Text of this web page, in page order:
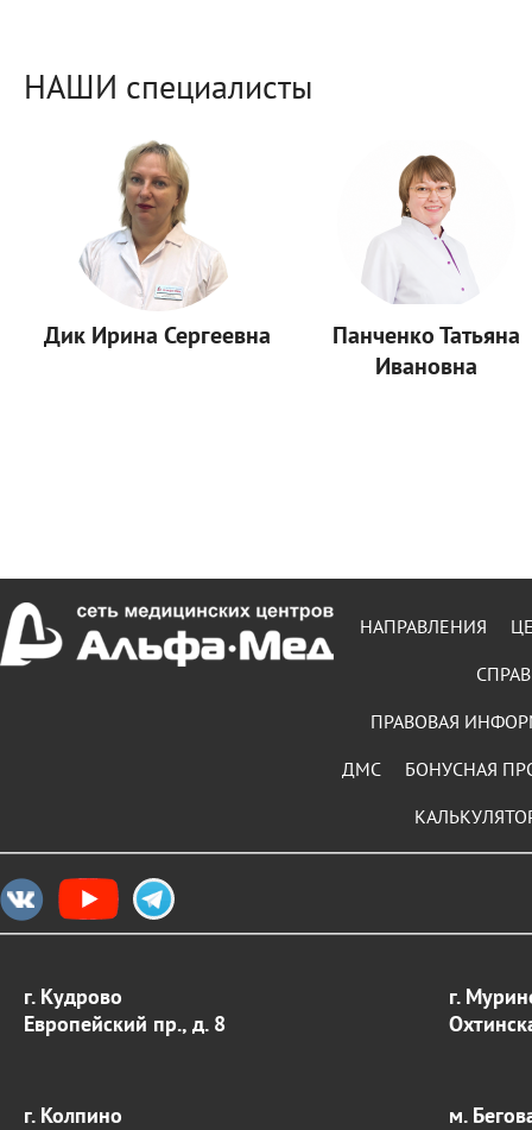
НАШИ специалисты
Дик Ирина Сергеевна
Панченко Татьяна
Ивановна
НАПРАВЛЕНИЯ
ПРАВОВАЯ
БОНУСНАЯ
ДМС
г. Кудрово
Европейский пр., д. 8
г.
г. Колпино
м.